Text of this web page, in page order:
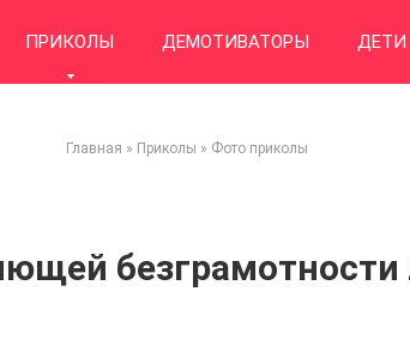
ПРИКОЛЫ ДЕМОТИВАТОРЫ ДЕТИ
Главная » Приколы » Фото приколы